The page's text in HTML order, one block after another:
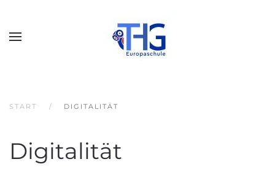
START DIGITALITÄT
Digitalität